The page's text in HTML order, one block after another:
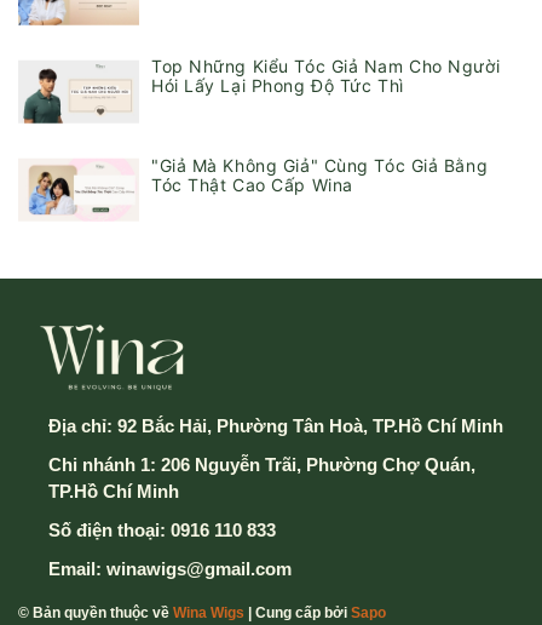
Top Những Kiểu Tóc Giả Nam Cho Người
Hói Lấy Lại Phong Độ Tức Thì
"Giả Mà Không Giả" Cùng Tóc Giả Bằng
Tóc Thật Cao Cấp Wina
Địa chỉ: 92 Bắc Hải, Phường Tân Hoà, TP.Hồ Chí Minh
Chi nhánh 1: 206 Nguyễn Trãi, Phường Chợ Quán,
TP.Hồ Chí Minh
Số điện thoại: 0916 110 833
Email: winawigs@gmail.com
© Bản quyền thuộc về Wina Wigs | Cung cấp bởi Sapo